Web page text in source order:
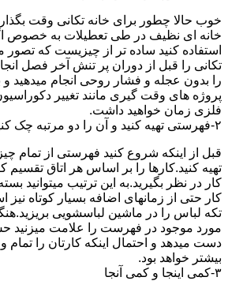
خوب حالا چطور برای خانه تکانی وقت
خانه ای نظیف در طی تعطیلات به خصوص
استفاده کنید ساده تر از چیزیست که تصور
تکانی را قبل از دوران پر تنش آخر فصل
را بدون عجله و فشار روحی انجام میدهید و
پروژه های وقت گیری مانند تغییر
فلزی زمان خواهید داشت.
۲-فهرستی تهیه کنید و آن را دو مرتبه چک کنید
قبل از اینکه شروع کنید فهرستی از تمام
تهیه کنید.کارها را بر اساس هر اتاق تقسیم
کار در نظر بگیرید.به این ترتیب میتوانید
کار حتی از زمانهای اضافه بسیار کوتاه نیز
تکه لباس را در ماشین لباسشویی
مورد موجود در فهرست را علامت میزنید
دست میدهد و احتمال اینکه کارتان را تمام و
بیشتر خواهد بود.
۳-کمی اینجا و کمی آنجا